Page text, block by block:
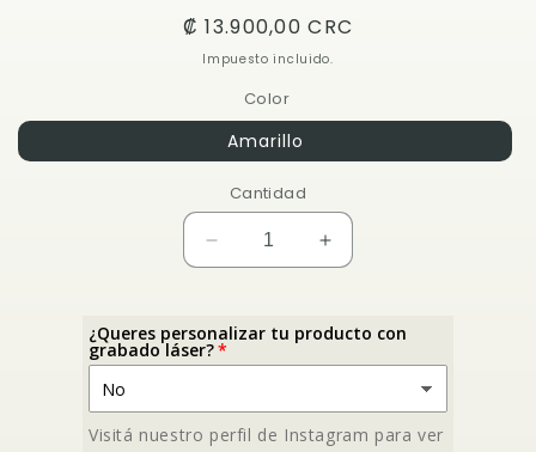
Precio
habitual
₡ 13.900,00 CRC
Impuesto incluido.
Color
Amarillo
Cantidad
Reducir
cantidad
Taza
de
14oz
Aumentar
cantidad
Taza
14oz
¿Queres personalizar tu producto con
grabado láser?
Visitá nuestro perfil de Instagram para ver